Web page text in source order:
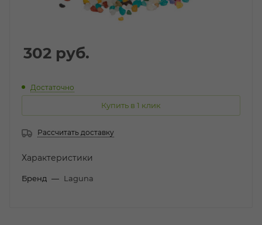
302 руб.
Достаточно
Купить в 1 клик
Рассчитать доставку
Характеристики
Бренд — Laguna